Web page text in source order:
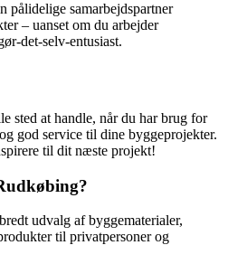
pålidelige samarbejdspartner
– uanset om du arbejder
det-selv-entusiast.
sted at handle, når du har brug for
god service til dine byggeprojekter.
til dit næste projekt!
udvalg af byggematerialer,
til privatpersoner og